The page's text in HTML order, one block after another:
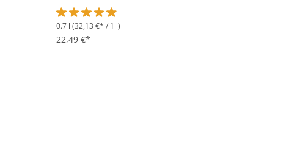
Durchschnittliche Bewertung von 4.8 von 5 Sternen
0.7 l (32,13 €* / 1 l)
22,49 €*